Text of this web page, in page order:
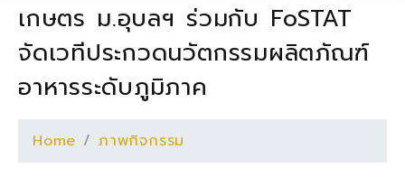
เกษตร ม.อุบลฯ ร่วมกับ FoSTAT
จัดเวทีประกวดนวัตกรรมผลิตภัณฑ์
อาหารระดับภูมิภาค
Home ภาพกิจกรรม